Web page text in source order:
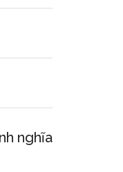
nghĩa